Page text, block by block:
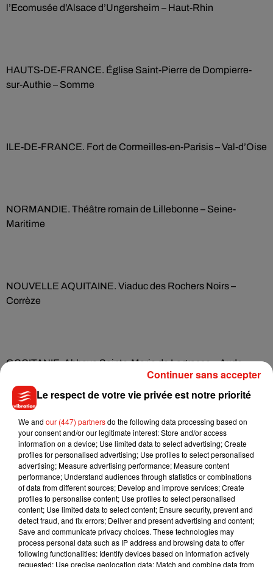
l’Ecomusée d’Alsace d’Ungersheim – Haut-Rhin
HAUTS-DE-FRANCE. Église Saint-Pierre de Dompierre-
sur-Authie – Somme
ILE-DE-FRANCE. Fort de Cormeilles-en-Parisis – Val-d’Oise
NORMANDIE. Théâtre romain de Lillebonne – Seine-
Maritime
NOUVELLE AQUITAINE. Viaduc des Rochers Noirs –
Corrèze
OCCITANIE. Abbaye Sainte-Marie de Lagrasse – Aude
PAYS DE LA LOIRE. Ancien Tribunal à Baugé-en-Anjou –
Maine-et-Loire
PROVENCE-ALPES-CÔTE D’AZUR. Cathédrale Notre-
Dame du Réal à Embrun – Hautes-Alpes
Le respect de votre vie privée est notre priorité
We and our (447) partnersdo the following data processing based on
your consent and/or our legitimate interest: Store and/or access
information on a device; Use limited data to select advertising; Create
profiles for personalised advertising; Use profiles to select personalised
advertising; Measure advertising performance; Measure content
performance; Understand audiences through statistics or combinations
of data from different sources; Develop and improve services; Create
profiles to personalise content; Use profiles to select personalised
content; Use limited data to select content; Ensure security, prevent and
detect fraud, and fix errors; Deliver and present advertising and content;
Save and communicate privacy choices. These technologies may
process personal data such as IP address and browsing data to offer
following functionalities: Identify devices based on information actively
requested; Use precise geolocation data; Match and combine data from
Continuer sans accepter